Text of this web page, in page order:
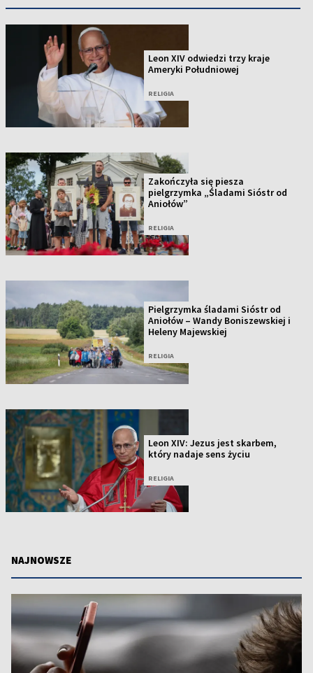
Leon XIV odwiedzi trzy kraje
Ameryki Południowej
RELIGIA
Zakończyła się piesza
pielgrzymka „Śladami Sióstr od
Aniołów”
RELIGIA
Pielgrzymka śladami Sióstr od
Aniołów – Wandy Boniszewskiej i
Heleny Majewskiej
RELIGIA
Leon XIV: Jezus jest skarbem,
który nadaje sens życiu
RELIGIA
NAJNOWSZE